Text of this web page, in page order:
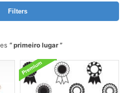
Filters
primeiro lugar